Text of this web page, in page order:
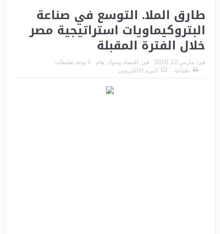
طارق الملا. التوسع في صناعة
البتروكيماويات استراتيجية مصر
خلال الفترة المقبلة
فى: مارس 12, 2018 فى: اقتصاد وبنوك, هام
لا يوجد تعليقات
طباعة
البريد الالكترونى